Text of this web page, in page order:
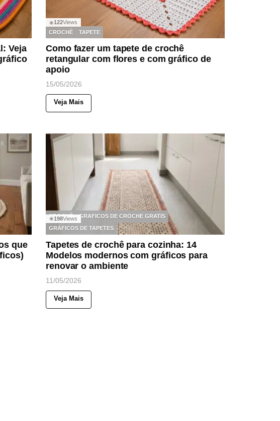
Veja
◉122Views
CROCHÊ
TAPETE
Como fazer um tapete de crochê
retangular com flores e com gráfico de
apoio
15/05/2026
Veja Mais
que
◉198Views
CROCHÊ
GRAFICOS DE CROCHE GRATIS
GRÁFICOS DE TAPETES
Tapetes de crochê para cozinha: 14
Modelos modernos com gráficos para
renovar o ambiente
11/05/2026
Veja Mais